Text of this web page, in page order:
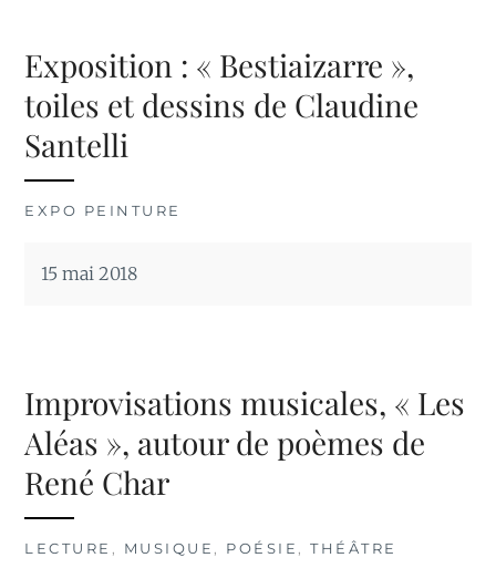
Exposition : « Bestiaizarre »,
toiles et dessins de Claudine
Santelli
EXPO PEINTURE
15 mai 2018
Improvisations musicales, « Les
Aléas », autour de poèmes de
René Char
LECTURE , MUSIQUE , POÉSIE ,THÉÂTRE